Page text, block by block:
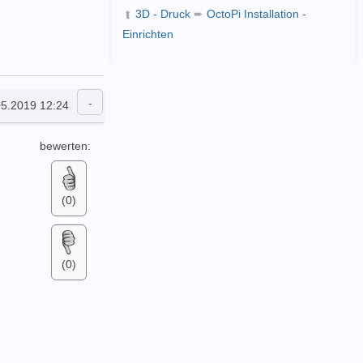
➦ 3D - Druck ➨ OctoPi Installation -
Einrichten
12:24
bewerten:
(0)
(0)